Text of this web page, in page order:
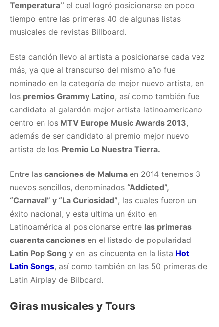
Temperatura’’ el cual logró posicionarse en poco
tiempo entre las primeras 40 de algunas listas
musicales de revistas Billboard.
Esta canción llevo al artista a posicionarse cada vez
más, ya que al transcurso del mismo año fue
nominado en la categoría de mejor nuevo artista, en
los premios Grammy Latino, así como también fue
candidato al galardón mejor artista latinoamericano
centro en los MTV Europe Music Awards 2013,
además de ser candidato al premio mejor nuevo
artista de los Premio Lo Nuestra Tierra.
Entre las canciones de Maluma en 2014 tenemos 3
nuevos sencillos, denominados “Addicted”,
“Carnaval” y “La Curiosidad”, las cuales fueron un
éxito nacional, y esta ultima un éxito en
Latinoamérica al posicionarse entre las primeras
cuarenta canciones en el listado de popularidad
Latin Pop Song y en las cincuenta en la lista Hot
Latin Songs, así como también en las 50 primeras de
Latin Airplay de Bilboard.
Giras musicales y Tours